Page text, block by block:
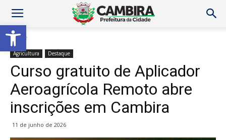
Abrir a barra de ferramentas
Home
Agricultura Destaque
Curso gratuito de Aplicador
Aeroagrícola Remoto abre
inscrições em Cambira
11 de junho de 2026